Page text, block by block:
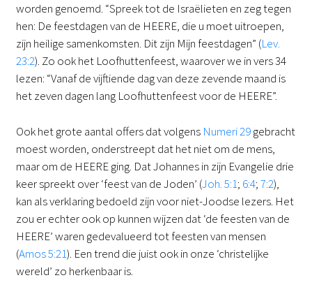
worden genoemd. “Spreek tot de Israëlieten en zeg tegen
hen: De feestdagen van de HEERE, die u moet uitroepen,
zijn heilige samenkomsten. Dit zijn Mijn feestdagen” (Lev.
23:2). Zo ook het Loofhuttenfeest, waarover we in vers 34
lezen: “Vanaf de vijftiende dag van deze zevende maand is
het zeven dagen lang Loofhuttenfeest voor de HEERE”.
Ook het grote aantal offers dat volgens Numeri 29gebracht
moest worden, onderstreept dat het niet om de mens,
maar om de HEERE ging. Dat Johannes in zijn Evangelie drie
keer spreekt over ‘feest van de Joden’ (Joh. 5:1; 6:4;7:2),
kan als verklaring bedoeld zijn voor niet-Joodse lezers. Het
zou er echter ook op kunnen wijzen dat ‘de feesten van de
HEERE’ waren gedevalueerd tot feesten van mensen
(Amos 5:21). Een trend die juist ook in onze ‘christelijke
wereld’ zo herkenbaar is.